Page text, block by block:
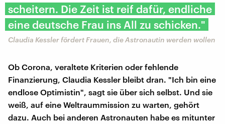
scheitern. Die Zeit ist reif dafür, endliche
eine deutsche Frau ins All zu schicken."
Claudia Kessler fördert Frauen, die Astronautin werden wollen
Ob Corona, veraltete Kriterien oder fehlende
Finanzierung, Claudia Kessler bleibt dran. "Ich bin eine
endlose Optimistin", sagt sie über sich selbst. Und sie
weiß, auf eine Weltraummission zu warten, gehört
dazu. Auch bei anderen Astronauten habe es mitunter